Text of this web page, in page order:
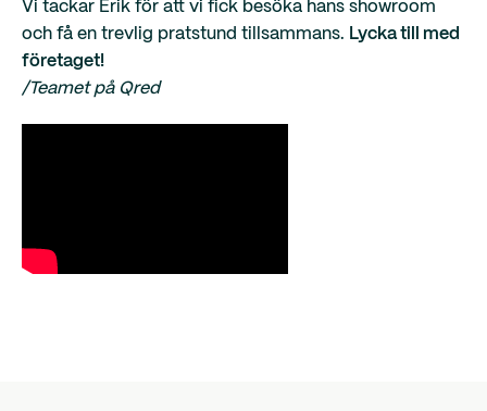
Vi tackar Erik för att vi fick besöka hans showroom
och få en trevlig pratstund tillsammans. Lycka till med
företaget!
/Teamet på Qred